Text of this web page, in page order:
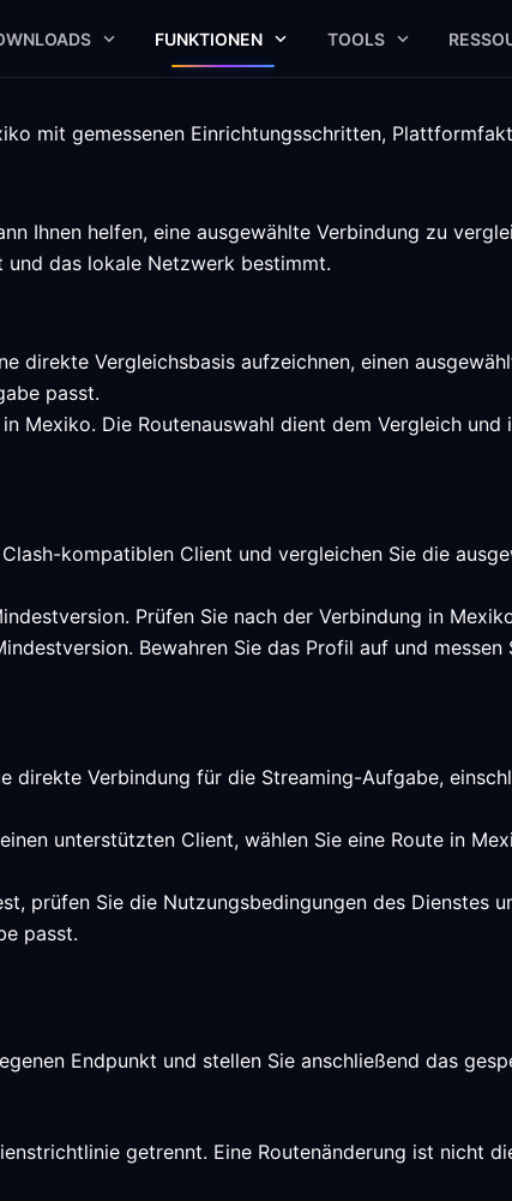
FUNKTIONEN TOOLS
mit gemessenen Einrichtungsschritten,
Ihnen helfen, eine ausgewählte Verbindung zu
das lokale Netzwerk bestimmt.
direkte Vergleichsbasis aufzeichnen, einen
passt.
Mexiko. Die Routenauswahl dient dem Vergleich
kompatiblen Client und vergleichen Sie die
Prüfen Sie nach der Verbindung in
Bewahren Sie das Profil auf und
direkte Verbindung für die Streaming-Aufgabe,
unterstützten Client, wählen Sie eine Route in
prüfen Sie die Nutzungsbedingungen des Dienstes
passt.
Endpunkt und stellen Sie anschließend das
getrennt. Eine Routenänderung ist nicht